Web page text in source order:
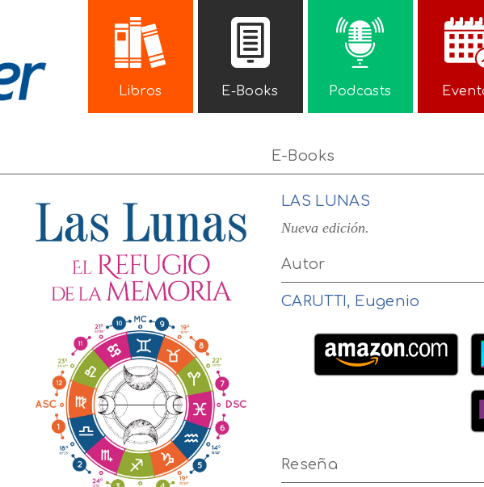
Libros E-Books Podcasts
E-Books
LAS LUNAS
Nueva edición.
Autor
CARUTTI, Eugenio
Reseña